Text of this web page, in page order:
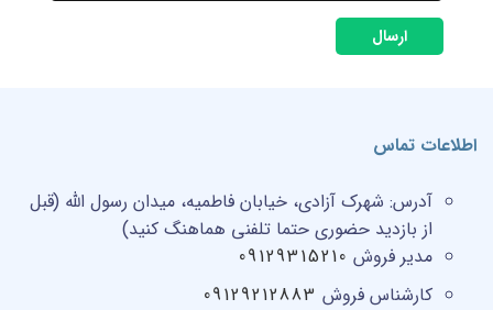
ارسال
اطلاعات تماس
آدرس: شهرک آزادی، خیابان فاطمیه، میدان رسول الله (قبل
از بازدید حضوری حتما تلفنی هماهنگ کنید)
مدیر فروش 09129315210
کارشناس فروش 09129212883